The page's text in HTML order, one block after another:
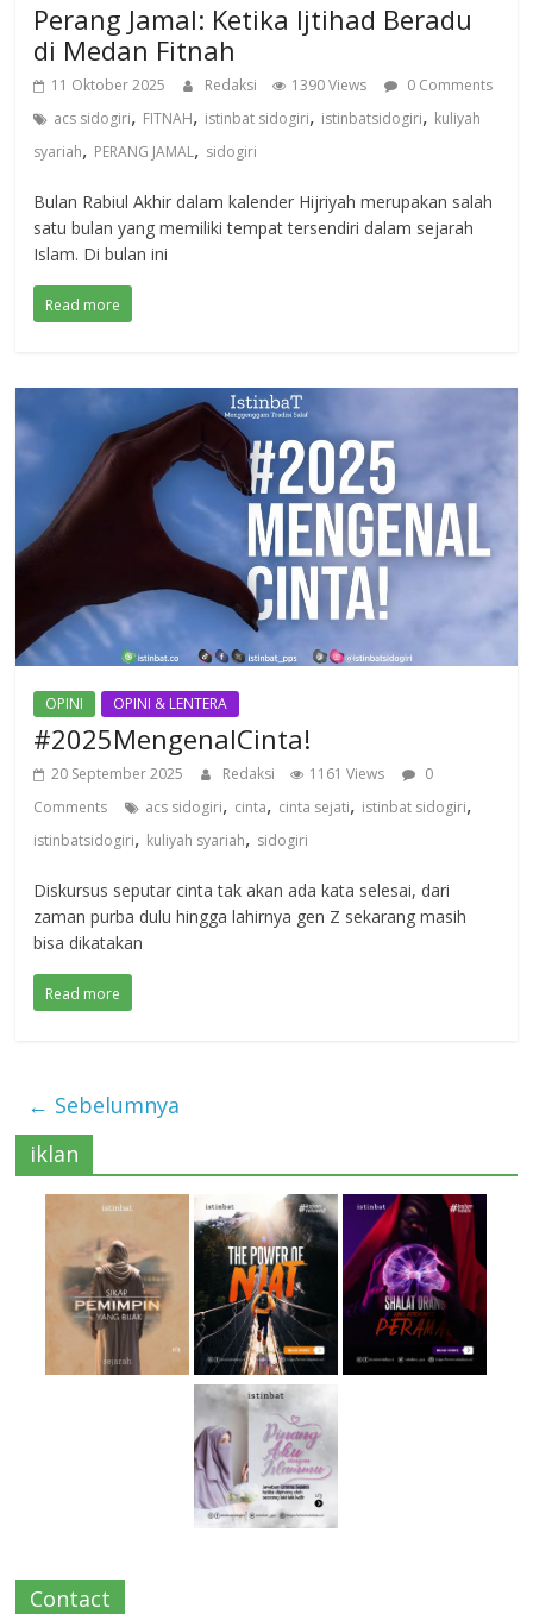
Perang Jamal: Ketika Ijtihad Beradu
di Medan Fitnah
11 Oktober 2025 Redaksi 1390 Views
0 Comments
acs sidogiri, FITNAH, istinbat sidogiri, istinbatsidogiri, kuliyah
syariah, PERANG JAMAL, sidogiri
Bulan Rabiul Akhir dalam kalender Hijriyah merupakan salah
satu bulan yang memiliki tempat tersendiri dalam sejarah
Islam. Di bulan ini
Read more
OPINI OPINI & LENTERA
#2025MengenalCinta!
20 September 2025 Redaksi 1161 Views
0
Comments
acs sidogiri, cinta, cinta sejati, istinbat sidogiri,
istinbatsidogiri, kuliyah syariah, sidogiri
Diskursus seputar cinta tak akan ada kata selesai, dari
zaman purba dulu hingga lahirnya gen Z sekarang masih
bisa dikatakan
Read more
← Sebelumnya
iklan
Contact